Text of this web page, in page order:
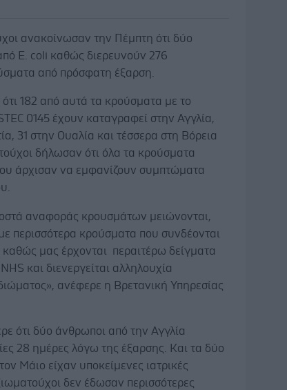
ανακοίνωσαν την Πέμπτη ότι δύο
E. coli καθώς διερευνούν 276
από πρόσφατη έξαρση.
182 από αυτά τα κρούσματα με το
0145 έχουν καταγραφεί στην Αγγλία,
31 στην Ουαλία και τέσσερα στη Βόρεια
δήλωσαν ότι όλα τα κρούσματα
άρχισαν να εμφανίζουν συμπτώματα
αναφοράς κρουσμάτων μειώνονται,
περισσότερα κρούσματα που συνδέονται
μας έρχονται περαιτέρω δείγματα
και διενεργείται αλληλουχία
ανέφερε η Βρετανική Υπηρεσίας
ότι δύο άνθρωποι από την Αγγλία
28 ημέρες λόγω της έξαρσης. Και τα δύο
Μάιο είχαν υποκείμενες ιατρικές
δεν έδωσαν περισσότερες